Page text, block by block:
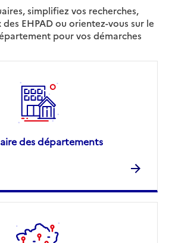
simplifiez vos recherches,
EHPAD ou orientez-vous sur le
pour vos démarches
des départements